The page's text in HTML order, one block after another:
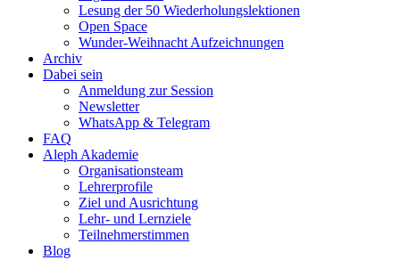
Lesung der 50 Wiederholungslektionen
Open Space
Wunder-Weihnacht Aufzeichnungen
Archiv
Dabei sein
Anmeldung zur Session
Newsletter
WhatsApp & Telegram
FAQ
Aleph Akademie
Organisationsteam
Lehrerprofile
Ziel und Ausrichtung
Lehr- und Lernziele
Teilnehmerstimmen
Blog